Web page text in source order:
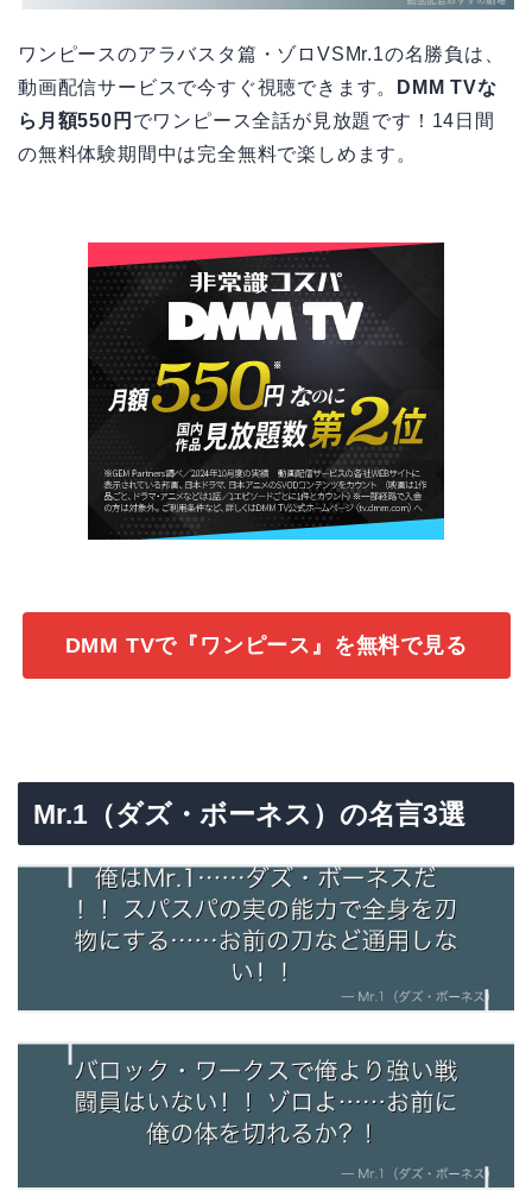
ワンピースのアラバスタ篇・ゾロVSMr.1の名勝負は、
動画配信サービスで今すぐ視聴できます。
DMM TVな
ら月額550円 でワンピース全話が見放題です！14日間
の無料体験期間中は完全無料で楽しめます。
DMM TVで『ワンピース』を無料で見る
Mr.1（ダズ・ボーネス）の名言3選